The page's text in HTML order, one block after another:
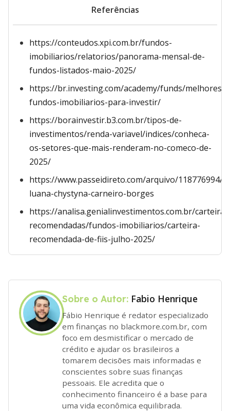
Referências
https://conteudos.xpi.com.br/fundos-
imobiliarios/relatorios/panorama-mensal-de-
fundos-listados-maio-2025/
https://br.investing.com/academy/funds/melhores-
fundos-imobiliarios-para-investir/
https://borainvestir.b3.com.br/tipos-de-
investimentos/renda-variavel/indices/conheca-
os-setores-que-mais-renderam-no-comeco-de-
2025/
https://www.passeidireto.com/arquivo/118776994/
luana-chystyna-carneiro-borges
https://analisa.genialinvestimentos.com.br/
recomendadas/fundos-imobiliarios/carteira-
recomendada-de-fiis-julho-2025/
Sobre o Autor: Fabio Henrique
Fábio Henrique é redator especializado
em finanças no blackmore.com.br, com
foco em desmistificar o mercado de
crédito e ajudar os brasileiros a
tomarem decisões mais informadas e
conscientes sobre suas finanças
pessoais. Ele acredita que o
conhecimento financeiro é a base para
uma vida econômica equilibrada.